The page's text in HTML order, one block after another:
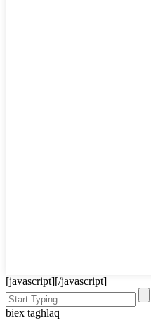
[javascript][/javascript]
biex tagħlaq